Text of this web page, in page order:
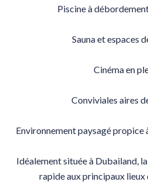
Piscine à
Sauna et espaces
Cinéma en
Conviviales aires
Environnement paysagé propice
Idéalement située à Dubailand,
rapide aux principaux lieux